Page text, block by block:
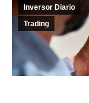
Inversor Diario
Trading